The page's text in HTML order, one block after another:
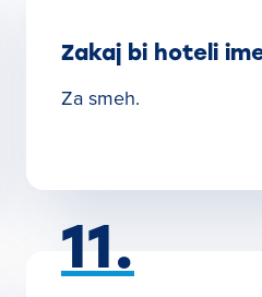
Zakaj bi hoteli
Za smeh.
11.